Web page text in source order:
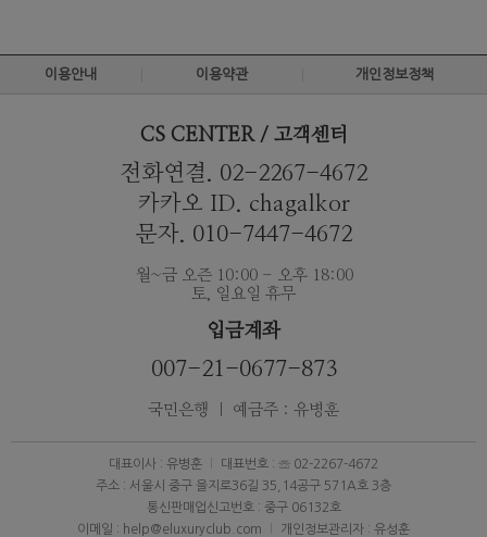
이용안내 이용약관 개인정보정책
CS CENTER / 고객센터
전화연결. 02-2267-4672
카카오 ID. chagalkor
문자. 010-7447-4672
월~금 오즌 10:00 - 오후 18:00
토, 일요일 휴무
입금계좌
007-21-0677-873
국민은행 ｜ 예금주 : 유병훈
대표이사 : 유병훈
대표번호 : ☏ 02-2267-4672
주소 : 서울시 중구 을지로36길 35,14공구 571A호 3층
통신판매업신고번호 : 중구 06132호
이메일 : help@eluxuryclub.com
개인정보관리자 : 유성훈